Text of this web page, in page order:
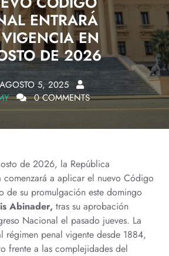
ENTRARÁ
EN
DE 2026
5, 2025
0 COMMENTS
de 2026, la República
comenzará a aplicar el nuevo Código
de su promulgación este domingo
Abinader, tras su aprobación
Nacional el pasado jueves. La
régimen penal vigente desde 1884,
frente a las complejidades del